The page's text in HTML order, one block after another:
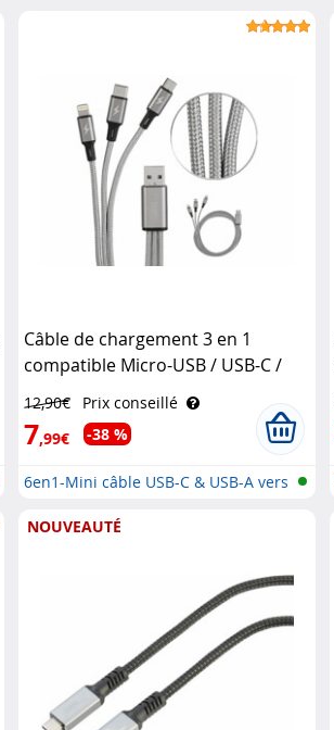
Câble de chargement 3 en 1
compatible Micro-USB / USB-C /
Lightning - 120 cm Callstel
12,90€ Prix conseillé
7,99€ -38 %
6en1-Mini câble USB-C & USB-A vers
NOUVEAUTÉ